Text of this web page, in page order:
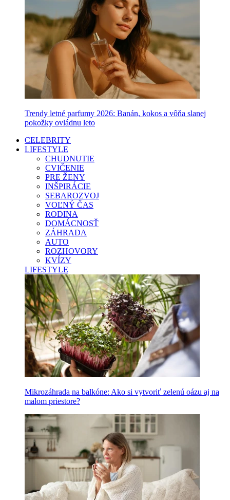
Trendy letné parfumy 2026: Banán, kokos a vôňa slanej
pokožky ovládnu leto
CELEBRITY
LIFESTYLE
CHUDNUTIE
CVIČENIE
PRE ŽENY
INŠPIRÁCIE
SEBAROZVOJ
VOĽNÝ ČAS
RODINA
DOMÁCNOSŤ
ZÁHRADA
AUTO
ROZHOVORY
KVÍZY
LIFESTYLE
Mikrozáhrada na balkóne: Ako si vytvoriť zelenú oázu aj na
malom priestore?